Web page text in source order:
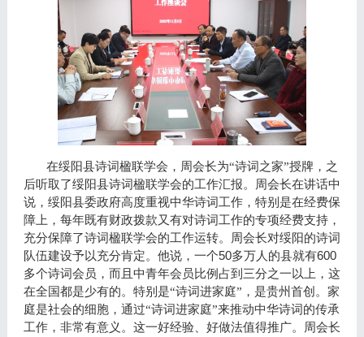
在绥阳县诗词楹联学会，周会长为“诗词之家”授牌，之
后听取了绥阳县诗词楹联学会的工作汇报。周会长在讲话中
说，绥阳县委政府高度重视中华诗词工作，特别是在经费保
障上，每年既有财政拨款又有对诗词工作的专项经费支持，
充分保障了诗词楹联学会的工作运转。周会长对绥阳的诗词
队伍建设予以充分肯定。他说，一个50多万人的县就有600
多个诗词会员，而且中青年会员比例占到三分之一以上，这
在全国都是少有的。特别是“诗词进家庭”，是贵州首创。家
庭是社会的细胞，通过“诗词进家庭”来推动中华诗词的传承
工作，非常有意义。这一好经验、好做法值得推广。周会长